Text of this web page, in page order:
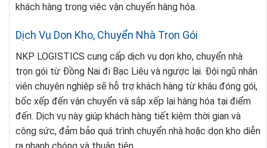
khách hàng trong việc vận chuyển hàng hóa.
Dịch Vụ Dọn Kho, Chuyển Nhà Trọn Gói
NKP LOGISTICS cung cấp dịch vụ dọn kho, chuyển nhà
trọn gói từ Đồng Nai đi Bạc Liêu và ngược lại. Đội ngũ nhân
viên chuyên nghiệp sẽ hỗ trợ khách hàng từ khâu đóng gói,
bốc xếp đến vận chuyển và sắp xếp lại hàng hóa tại điểm
đến. Dịch vụ này giúp khách hàng tiết kiệm thời gian và
công sức, đảm bảo quá trình chuyển nhà hoặc dọn kho diễn
ra nhanh chóng và thuận tiện.